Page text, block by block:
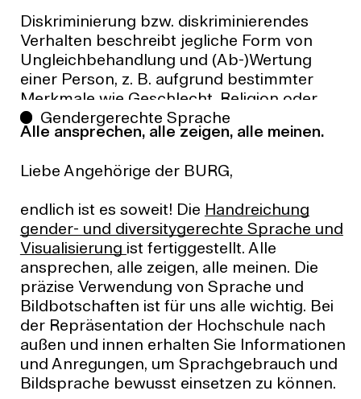
stimmberechtigt.
Ein Anliegen ist die Förderung der
Einbeziehung von Themen der Gender
Studies in die wissenschaftliche Arbeit der
Hochschule. Sie engagieren sich für die
Weiterbildung und
inhaltlichen Spektrum der Gleichstellung.
können gerne an die
Gleichstellungsbeauftragten herangetragen
werden.
Die Gleichstellungsbeauftragten helfen
Ihnen bei individuell erfahrener
Diskriminierung, seien es sexualisierte
Belästigung, Machtmissbrauch, Mobbing,
Stalking oder anders gelagerte
Grenzüberschreitungen. Alle Anfragen und
Diskriminierung bzw. diskriminierendes
Verhalten beschreibt jegliche Form von
Ungleichbehandlung und (Ab-)Wertung
einer Person, z. B. aufgrund bestimmter
Merkmale wie Geschlecht, Religion oder
ethnischer Herkunft, Behinderung, Alter
oder sexueller Identität/Orientierung.
Machtmissbrauch. Diskriminierung kann
Abwertung einer Person oder einer
bestimmten Personengruppe.
Diskriminierung kann auch verursacht
werden durch Normen, Regeln, Gesetze
oder Arbeitsroutinen von Institutionen und
Organisationen, die bestimmten Personen
oder Personengruppen Rechte und
Chancen verwehren. Diskriminierung kann
von allen Personen ausgehen, unabhängig
von ihrer universitären Statusgruppe.
Gendergerechte Sprache
Alle ansprechen, alle zeigen, alle meinen.
Liebe Angehörige der BURG,
endlich ist es soweit! Die Handreichung
gender- und diversitygerechte Sprache und
Visualisierung ist fertiggestellt. Alle
ansprechen, alle zeigen, alle meinen. Die
präzise Verwendung von Sprache und
Bildbotschaften ist für uns alle wichtig. Bei
der Repräsentation der Hochschule nach
außen und innen erhalten Sie Informationen
und Anregungen, um Sprachgebrauch und
Bildsprache bewusst einsetzen zu können.